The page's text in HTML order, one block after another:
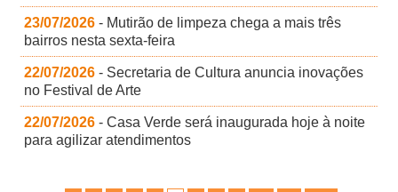
23/07/2026 - Mutirão de limpeza chega a mais três
bairros nesta sexta-feira
22/07/2026 - Secretaria de Cultura anuncia inovações
no Festival de Arte
22/07/2026 - Casa Verde será inaugurada hoje à noite
para agilizar atendimentos